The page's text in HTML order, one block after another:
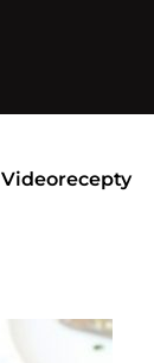
Videorecepty